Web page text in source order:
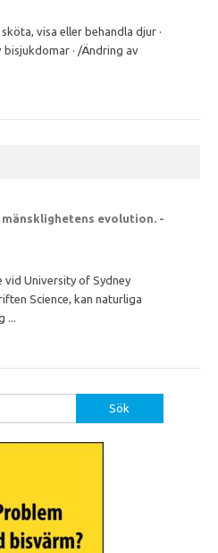
visa eller behandla djur ·
· /Ändring av
evolution. -
vid University of Sydney
Science, kan naturliga
...